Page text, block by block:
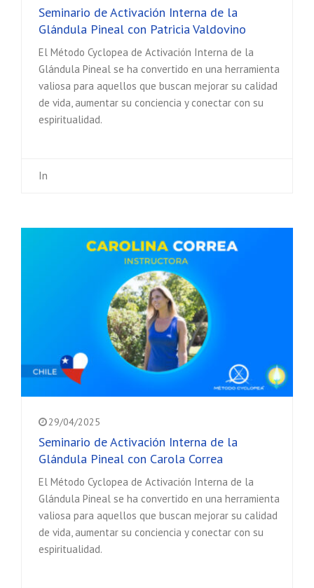
Seminario de Activación Interna de la
Glándula Pineal con Patricia Valdovino
El Método Cyclopea de Activación Interna de la
Glándula Pineal se ha convertido en una herramienta
valiosa para aquellos que buscan mejorar su calidad
de vida, aumentar su conciencia y conectar con su
espiritualidad.
In
29/04/2025
Seminario de Activación Interna de la
Glándula Pineal con Carola Correa
El Método Cyclopea de Activación Interna de la
Glándula Pineal se ha convertido en una herramienta
valiosa para aquellos que buscan mejorar su calidad
de vida, aumentar su conciencia y conectar con su
espiritualidad.